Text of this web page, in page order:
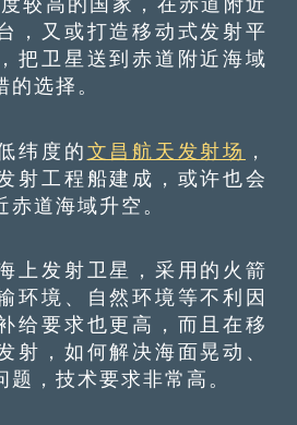
，又或打造移动式发射平
把卫星送到赤道附近海域
选择。
度的文昌航天发射场 ，
射工程船建成，或许也会
道海域升空。
发射卫星，采用的火箭
环境、自然环境等不利因
给要求也更高，而且在移
射，如何解决海面晃动、
，技术要求非常高。